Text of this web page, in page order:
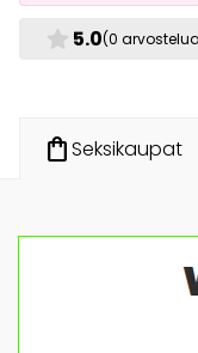
star 5.0(0
shopping_bagSeksikaupat